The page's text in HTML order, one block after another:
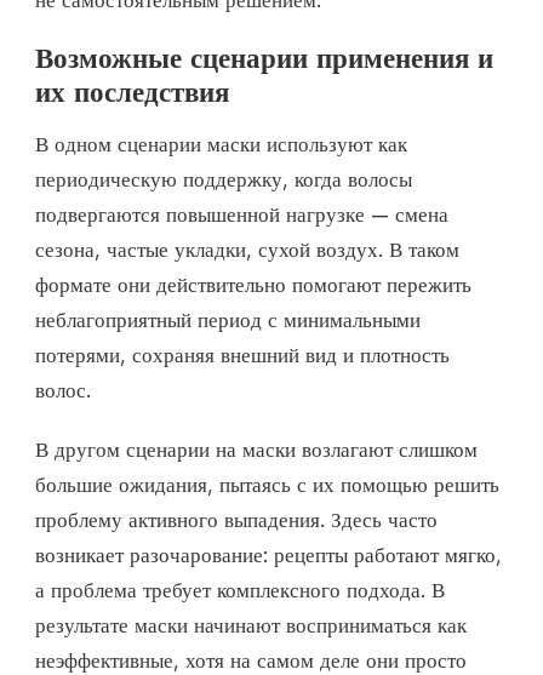
Возможные сценарии применения и
их последствия
В одном сценарии маски используют как
периодическую поддержку, когда волосы
подвергаются повышенной нагрузке — смена
сезона, частые укладки, сухой воздух. В таком
формате они действительно помогают пережить
неблагоприятный период с минимальными
потерями, сохраняя внешний вид и плотность
волос.
В другом сценарии на маски возлагают слишком
большие ожидания, пытаясь с их помощью решить
проблему активного выпадения. Здесь часто
возникает разочарование: рецепты работают мягко,
а проблема требует комплексного подхода. В
результате маски начинают восприниматься как
неэффективные, хотя на самом деле они просто